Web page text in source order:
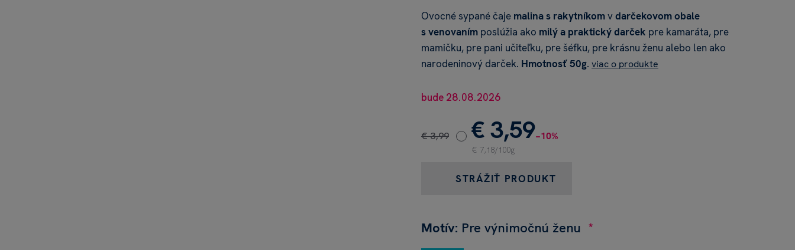
Ovocné sypané čaje malina s rakytníkomvdarčekovom obale
s venovaním poslúžia ako milý a praktický darček pre kamaráta, pre
mamičku, pre pani učiteľku, pre šéfku, pre krásnu ženu alebo len ako
narodeninový darček. Hmotnosť 50g. viac o produkte
bude 28.08.2026
€ 3,99 € 3,59
€ 7,18/100g
−10%
STRÁŽIŤ PRODUKT
Motív: Pre výnimočnú ženu